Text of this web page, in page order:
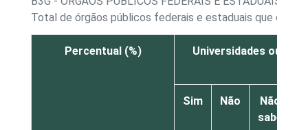
Total de órgãos públicos federais e estaduais que
Percentual (%) Universidades ou
Sim Não
Não
sabe